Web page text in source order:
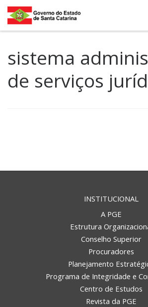
Skip to content
sistema
de serviços
INSTITUCIONAL
A PGE
Estrutura
Conselho Superior
Procuradores
Planejamento
Programa de Integridade e
Centro de Estudos
Revista da PGE